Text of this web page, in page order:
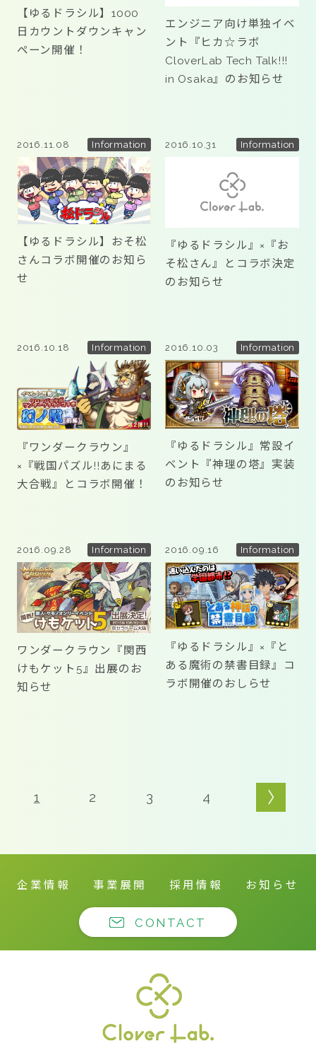
【ゆるドラシル】1000
日カウントダウンキャン
ペーン開催！
エンジニア向け単独イベ
ント『ヒカ☆ラボ
CloverLab Tech Talk!!!
in Osaka』のお知らせ
2016.11.08 Information
【ゆるドラシル】おそ松
さんコラボ開催のお知ら
せ
2016.10.31 Information
『ゆるドラシル』×『お
そ松さん』とコラボ決定
のお知らせ
2016.10.18 Information
『ワンダークラウン』
×『戦国パズル!!あにまる
大合戦』とコラボ開催！
2016.10.03 Information
『ゆるドラシル』常設イ
ベント『神理の塔』実装
のお知らせ
2016.09.28 Information
ワンダークラウン『関西
けもケット5』出展のお
知らせ
2016.09.16 Information
『ゆるドラシル』×『と
ある魔術の禁書目録』コ
ラボ開催のおしらせ
1 2 3 4
企業情報 事業展開 採用情報 お知らせ
CONTACT